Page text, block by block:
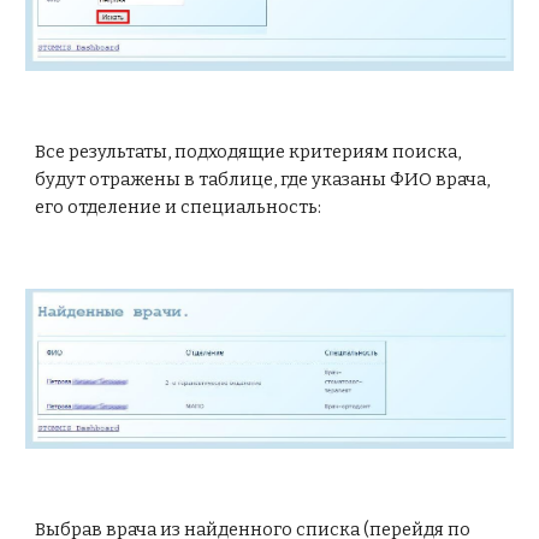
Все результаты, подходящие критериям поиска,
будут отражены в таблице, где указаны ФИО врача,
его отделение и специальность:
Выбрав врача из найденного списка (перейдя по